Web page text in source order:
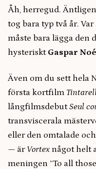
Åh, herregud.
tog bara typ två år.
måste bara lägga den
hysteriskt Gaspar Noé
Även om du sett hela
första kortfilm
långfilmsdebutSeul
transviscerala
eller den omtalade
— är Vortex något helt
meningen “To all